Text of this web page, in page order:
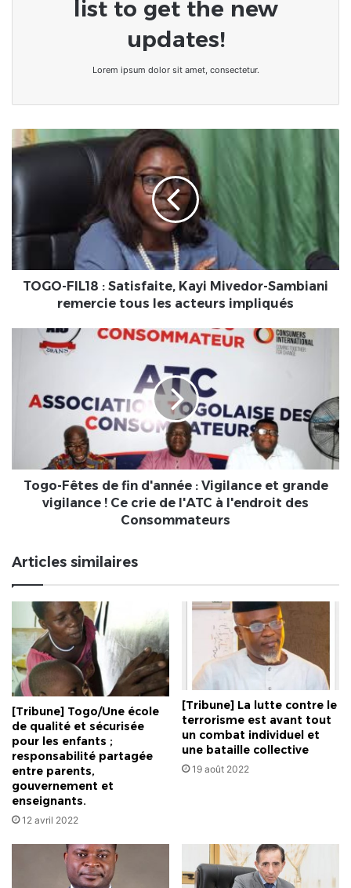
list to get the new
updates!
Lorem ipsum dolor sit amet, consectetur.
TOGO-
FIL18
Sambiani
remercie
TOGO-FIL18 : Satisfaite, Kayi Mivedor-Sambiani
remercie tous les acteurs impliqués
d'année
vigilance
l'ATC
à
Consommateurs
Togo-Fêtes de fin d'année : Vigilance et grande
vigilance ! Ce crie de l'ATC à l'endroit des
Consommateurs
Articles similaires
[Tribune] Togo/Une école
de qualité et sécurisée
pour les enfants ;
responsabilité partagée
entre parents,
gouvernement et
enseignants.
12 avril 2022
[Tribune] La lutte contre le
terrorisme est avant tout
un combat individuel et
une bataille collective
19 août 2022